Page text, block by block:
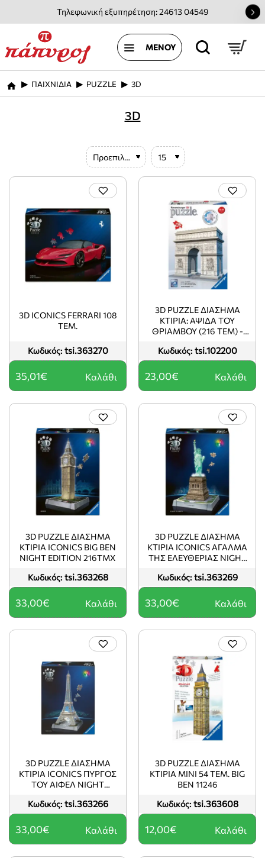
Τηλεφωνική εξυπηρέτηση: 24613 04549
home
ΠΑΙΧΝΙΔΙΑ PUZZLE 3D
3D
Κωδικός: tsi.363270
3D ICONICS FERRARI 108
ΤΕΜ.
35,01€ Καλάθι
Κωδικός: tsi.102200
3D PUZZLE ΔΙΑΣΗΜΑ
ΚΤIΡΙΑ: ΑΨΙΔΑ ΤΟΥ
ΘΡΙΑΜΒΟΥ (216 TEM) -
23,00€ Καλάθι
Κωδικός: tsi.363268
3D PUZZLE ΔΙΑΣΗΜΑ
ΚΤΙΡΙΑ ICONICS BIG BEN
NIGHT EDITION 216ΤΜΧ
33,00€ Καλάθι
Κωδικός: tsi.363269
3D PUZZLE ΔΙΑΣΗΜΑ
ΚΤΙΡΙΑ ICONICS ΑΓΑΛΜΑ
ΤΗΣ ΕΛΕΥΘΕΡΙΑΣ NIGHT
33,00€ Καλάθι
Κωδικός: tsi.363266
3D PUZZLE ΔΙΑΣΗΜΑ
ΚΤΙΡΙΑ ICONICS ΠΥΡΓΟΣ
ΤΟΥ ΑΙΦΕΛ NIGHT
12008024
33,00€ Καλάθι
Κωδικός: tsi.363608
3D PUZZLE ΔΙΑΣΗΜΑ
ΚΤΙΡΙΑ MINI 54 ΤΕΜ. BIG
BEN 11246
12,00€ Καλάθι